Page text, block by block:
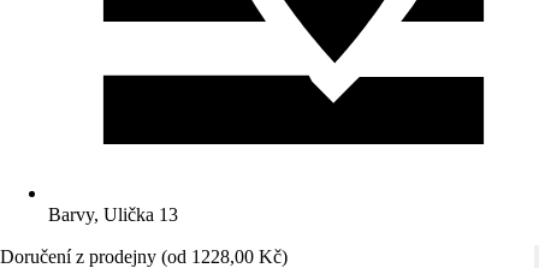
Barvy, Ulička 13
Doručení z prodejny (od 1228,00 Kč)